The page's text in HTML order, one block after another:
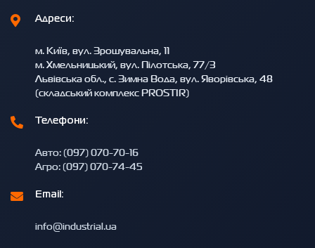
Адреси:
м. Київ, вул. Зрошувальна, 11
м. Хмельницький, вул. Пілотська, 77/3
Львівська обл., с. Зимна Вода, вул. Яворівська, 48
(складський комплекс PROSTIR)
Телефони:
Авто: (097) 070-70-16
Агро: (097) 070-74-45
Email:
info@industrial.ua